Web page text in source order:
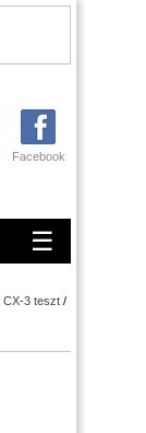
Facebook
☰
CX-3 teszt /